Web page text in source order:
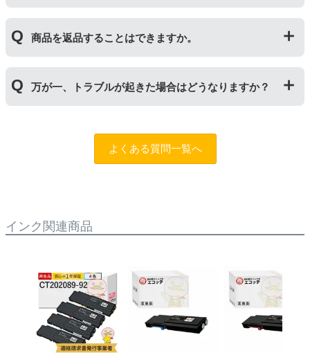
により使用できなくなった場合は、必ず分離してから新
しいものに交換してください。
ジナルの【特別増量版】もございます。
サイクルトナー/ドラムに限り、レビューをご投稿いただ
くことで保証期間が2年に延長されます。
保証期間の2年以内に使い切るようお願いいたします。
商品を返品することはできますか。
用未開封の場合であっても対応することができません。
ご購入前に商品の型番などをよくご確認ください。な
ますので、お手数ですが当店までお問い合わせくださ
万が一、トラブルが起きた場合はどうなりますか？
問合フォーム
ふたつの保証」を設けておりますので、ご購入
よくある質問一覧へ
インク関連商品